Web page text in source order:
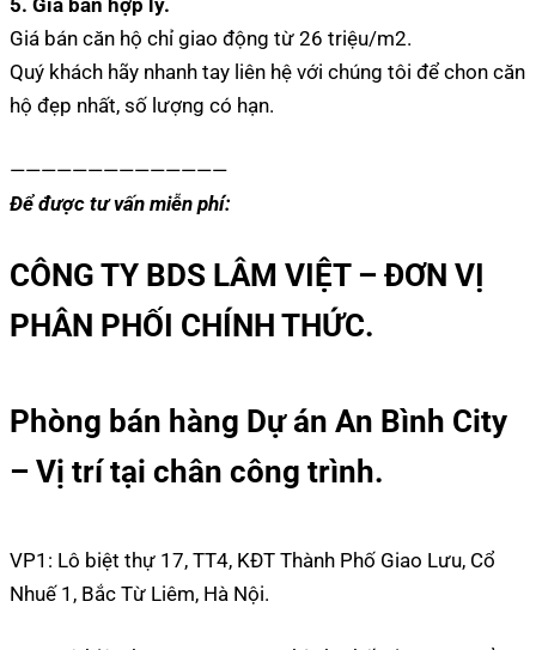
5. Giá bán hợp lý.
Giá bán căn hộ chỉ giao động từ 26 triệu/m2.
Quý khách hãy nhanh tay liên hệ với chúng tôi để chon căn
hộ đẹp nhất, số lượng có hạn.
——————————————
Để được tư vấn miễn phí:
CÔNG TY BDS LÂM VIỆT – ĐƠN VỊ
PHÂN PHỐI CHÍNH THỨC.
Phòng bán hàng Dự án An Bình City
– Vị trí tại chân công trình.
VP1: Lô biệt thự 17, TT4, KĐT Thành Phố Giao Lưu, Cổ
Nhuế 1, Bắc Từ Liêm, Hà Nội.